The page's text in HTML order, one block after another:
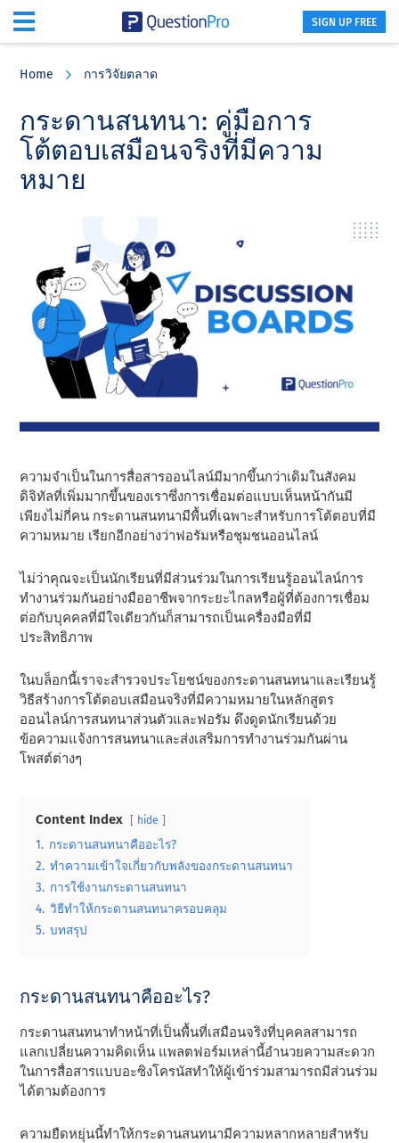
SIGN UP FREE
Home การวิจัยตลาด
กระดานสนทนา: คู่มือการ
โต้ตอบเสมือนจริงที่มีความ
หมาย
ความจําเป็นในการสื่อสารออนไลน์มีมากขึ้นกว่าเดิมในสังคม
ดิจิทัลที่เพิ่มมากขึ้นของเราซึ่งการเชื่อมต่อแบบเห็นหน้ากันมี
เพียงไม่กี่คน กระดานสนทนามีพื้นที่เฉพาะสําหรับการโต้ตอบที่มี
ความหมาย เรียกอีกอย่างว่าฟอรัมหรือชุมชนออนไลน์
ไม่ว่าคุณจะเป็นนักเรียนที่มีส่วนร่วมในการเรียนรู้ออนไลน์การ
ทํางานร่วมกันอย่างมืออาชีพจากระยะไกลหรือผู้ที่ต้องการเชื่อม
ต่อกับบุคคลที่มีใจเดียวกันก็สามารถเป็นเครื่องมือที่มี
ประสิทธิภาพ
ในบล็อกนี้เราจะสํารวจประโยชน์ของกระดานสนทนาและเรียนรู้
วิธีสร้างการโต้ตอบเสมือนจริงที่มีความหมายในหลักสูตร
ออนไลน์การสนทนาส่วนตัวและฟอรัม ดึงดูดนักเรียนด้วย
ข้อความแจ้งการสนทนาและส่งเสริมการทํางานร่วมกันผ่าน
โพสต์ต่างๆ
Content Index hide
1. กระดานสนทนาคืออะไร?
2. ทําความเข้าใจเกี่ยวกับพลังของกระดานสนทนา
3. การใช้งานกระดานสนทนา
4. วิธีทําให้กระดานสนทนาครอบคลุม
5. บทสรุป
กระดานสนทนาคืออะไร?
กระดานสนทนาทําหน้าที่เป็นพื้นที่เสมือนจริงที่บุคคลสามารถ
แลกเปลี่ยนความคิดเห็น แพลตฟอร์มเหล่านี้อํานวยความสะดวก
ในการสื่อสารแบบอะซิงโครนัสทําให้ผู้เข้าร่วมสามารถมีส่วนร่วม
ได้ตามต้องการ
ความยืดหยุ่นนี้ทําให้กระดานสนทนามีความหลากหลายสําหรับ